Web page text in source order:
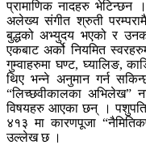
प्रामाणिक नादहरु भेटिन्छन
अलेख्य संगीत श्रुती
बुद्धको अभ्युदय भएको र
एकबाट अर्को नियमित
गुम्वाहरुमा घण्ट, घ्यालिङ,
थिए भन्ने अनुमान गर्न
“लिच्छवीकालका अभिलेख”
विषयहरु आएका छन् ।
४१३ मा कारणपूजा
उल्लेख छ ।